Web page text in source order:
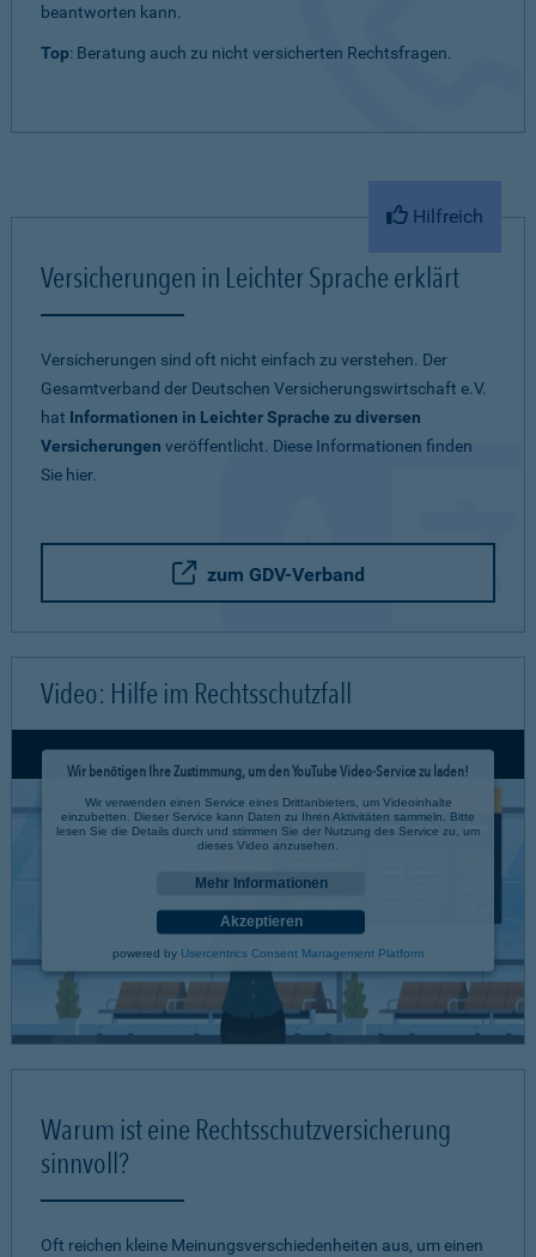
beantworten kann.
Top: Beratung auch zu nicht versicherten Rechtsfragen.
Hilfreich
Versicherungen in Leichter Sprache erklärt
Versicherungen sind oft nicht einfach zu verstehen. Der
Gesamtverband der Deutschen Versicherungswirtschaft e.V.
hat Informationen in Leichter Sprache zu diversen
Versicherungen veröffentlicht. Diese Informationen finden
Sie hier.
zum GDV-Verband
Video: Hilfe im Rechtsschutzfall
Wir benötigen Ihre Zustimmung, um den YouTube Video-Service zu laden!
Wir verwenden einen Service eines Drittanbieters, um Videoinhalte
einzubetten. Dieser Service kann Daten zu Ihren Aktivitäten sammeln. Bitte
lesen Sie die Details durch und stimmen Sie der Nutzung des Service zu, um
dieses Video anzusehen.
Mehr Informationen
Akzeptieren
powered by Usercentrics Consent Management Platform
Warum ist eine Rechtsschutzversicherung
sinnvoll?
Oft reichen kleine Meinungsverschiedenheiten aus, um einen